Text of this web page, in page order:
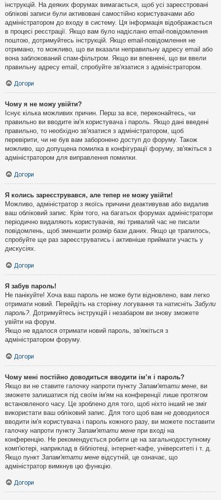
інструкцій. На деяких форумах вимагається, щоб усі зареєстровані
облікові записи були активовані самостійно користувачами або
адміністратором до входу в систему. Ця інформація відображається
в процесі реєстрації. Якщо вам було надіслано email-повідомлення
поштою, дотримуйтесь інструкцій. Якщо email-повідомлення не
отримано, то можливо, що ви вказали неправильну адресу email або
вона заблокований спам-фільтром. Якщо ви впевнені, що ви ввели
правильну адресу email, спробуйте зв'язатися з адміністратором.
Догори
Чому я не можу увійти?
Існує кілька можливих причин. Перш за все, переконайтесь, чи
правильно ви вводите ім'я користувача і пароль. Якщо дані введені
правильно, то необхідно зв'язатися з адміністратором, щоб
перевірити, чи не був вам заборонено доступ до форуму. Також
можливо, що допущена помилка в конфігурації форуму, зв'яжіться з
адміністратором для виправлення помилки.
Догори
Я колись зареєструвався, але тепер не можу увійти!
Можливо, адміністратор з якоїсь причини деактивував або видалив
ваш обліковий запис. Крім того, на багатьох форумах адміністратори
періодично видаляють користувачів, які тривалий час не писали
повідомлень, щоб зменшити розмір бази даних. Якщо це трапилось,
спробуйте ще раз зареєструватись і активніше приймати участь у
дискусіях.
Догори
Я забув пароль!
Не панікуйте! Хоча ваш пароль не може бути відновлено, вам легко
отримати новий. Перейдіть на сторінку логування та натисніть Забули
пароль?. Дотримуйтесь інструкцій і незабаром ви знову зможете
увійти на форум.
Якщо не вдалося отримати новий пароль, зв'яжіться з
адміністратором форуму.
Догори
Чому мені постійно доводиться вводити ім’я і пароль?
Якщо ви не ставите галочку напроти пункту Запам'ятати мене , ви
зможете залишатися під своїм ім'ям на конференції лише протягом
встановленого часу. Це зроблено для того, щоб ніхто інший не зміг
використати ваш обліковий запис. Для того щоб вам не доводилося
вводити ім'я користувача і пароль кожного разу, ви можете поставити
галочку напроти пункту Запам'ятати мене при вході на
конференцію. Не рекомендується робити це на загальнодоступному
комп'ютері, наприклад в бібліотеці, інтернет-кафе, університеті і т. д.
Якщо пункт Запам'ятати мене відсутній, це означає, що
адміністратор вимкнув цю функцію.
Догори